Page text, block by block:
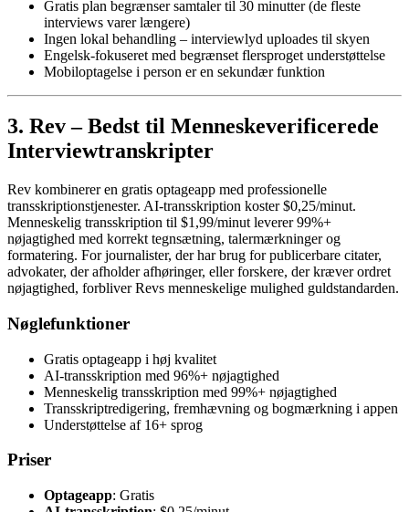
Gratis plan begrænser samtaler til 30 minutter (de fleste
interviews varer længere)
Ingen lokal behandling – interviewlyd uploades til skyen
Engelsk-fokuseret med begrænset flersproget understøttelse
Mobiloptagelse i person er en sekundær funktion
3. Rev – Bedst til Menneskeverificerede
Interviewtranskripter
Rev kombinerer en gratis optageapp med professionelle
transskriptionstjenester. AI-transskription koster $0,25/minut.
Menneskelig transskription til $1,99/minut leverer 99%+
nøjagtighed med korrekt tegnsætning, talermærkninger og
formatering. For journalister, der har brug for publicerbare citater,
advokater, der afholder afhøringer, eller forskere, der kræver ordret
nøjagtighed, forbliver Revs menneskelige mulighed guldstandarden.
Nøglefunktioner
Gratis optageapp i høj kvalitet
AI-transskription med 96%+ nøjagtighed
Menneskelig transskription med 99%+ nøjagtighed
Transskriptredigering, fremhævning og bogmærkning i appen
Understøttelse af 16+ sprog
Priser
Optageapp: Gratis